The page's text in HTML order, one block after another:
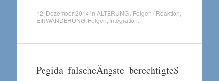
12. Dezember 2014 in ALTERUNG / Folgen / Reaktion
EINWANDERUNG, Folgen Integration
Pegida_falscheÄngste_berechtigteS